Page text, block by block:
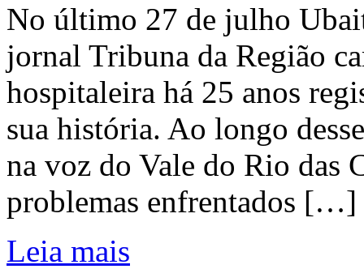
No último 27 de julho
jornal Tribuna da Região
hospitaleira há 25 anos
sua história. Ao longo
na voz do Vale do Rio das
problemas enfrentados […]
Leia mais